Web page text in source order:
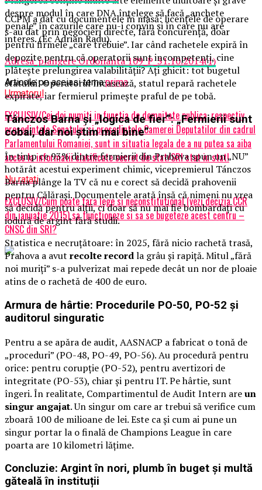
despre modul în care DNA înţelege să facă „anchete
penale” în cazurile care nu-i convin şi în care nu are
interes. (Ec Adrian Radu).
Adresa_plangere Ordonanta 109_P_31.10.2014(1)
Articole pe aceiasi tema:prima
Urmatorul
EXCLUSIV/Cei doi numiti in functia de demnitate publica, respectiv
presedintele Senatului si presedintele Camerei Deputatilor din cadrul
Parlamentului Romaniei, sunt in situatia legala de a nu putea sa aiba
acces la informatii clasificate secret de stat/SRI stat in stat!
Nu ratati
EXCLUSIV/Cum poate fara lege si neconstitutional (vezi decizia CCR
din ianuatie 2015) sa functioneze si sa se bugeteze acest centru –
CNSC din SRI?
CCPM a dat cu documentele în masă: licențele de operare
s-au dat prin negocieri directe, fără concurență, doar
pentru firmele „care trebuie”. Iar când rachetele expiră în
depozite pentru că operatorii sunt incompetenți, cine
plătește prelungirea valabilității? Ați ghicit: tot bugetul
statului! Operatorul încasează, statul repară rachetele
expirate, iar fermierul primește praful de pe tobă.
Tánczos Barna și „logica de fier”: „Fermierii sunt
cobai, dar noi știm mai bine”
În timp ce 93% dintre fermierii din Prahova spun un „NU”
hotărât acestui experiment chimic, vicepremierul Tánczos
Barna plânge la TV că nu e corect să decidă prahovenii
pentru Călărași. Documentele arată însă că nimeni nu vrea
să decidă pentru alții, ci doar să nu mai fie bombardați cu
iodură de argint fără studii.
Statistica e necruțătoare: în 2025, fără nicio rachetă trasă,
Prahova a avut recolte recordla grâu și rapiță. Mitul „fără
noi muriți” s-a pulverizat mai repede decât un nor de ploaie
atins de o rachetă de 400 de euro.
Armura de hârtie: Procedurile PO-50, PO-52 și
auditorul singuratic
Pentru a se apăra de audit, AASNACP a fabricat o tonă de
„proceduri” (PO-48, PO-49, PO-56). Au procedură pentru
orice: pentru corupție (PO-52), pentru avertizori de
integritate (PO-53), chiar și pentru IT. Pe hârtie, sunt
îngeri. În realitate, Compartimentul de Audit Intern areun
singur angajat. Un singur om care ar trebui să verifice cum
zboară 100 de milioane de lei. Este ca și cum ai pune un
singur portar la o finală de Champions League în care
poarta are 10 kilometri lățime.
Concluzie: Argint în nori, plumb în buget și multă
găteală în instituții